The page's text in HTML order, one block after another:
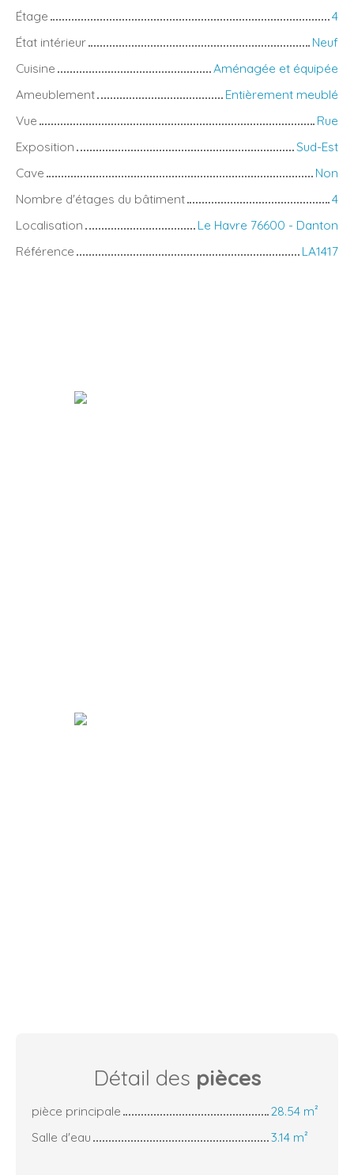
Étage
4
État intérieur
Neuf
Cuisine
Aménagée et équipée
Ameublement
Entièrement meublé
Vue
Rue
Exposition
Sud-Est
Cave
Non
Nombre d'étages du bâtiment
4
Localisation
Le Havre 76600 - Danton
Référence
LA1417
Détail des pièces
pièce principale
28.54 m²
Salle d'eau
3.14 m²